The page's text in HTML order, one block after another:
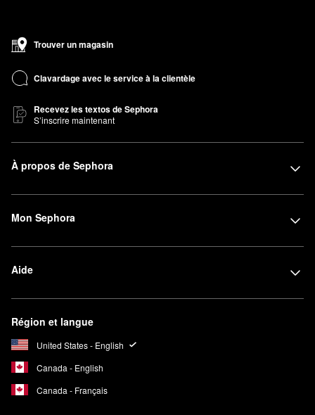
Trouver un magasin
Clavardage avec le service à la clientèle
Recevez les textos de Sephora
S’inscrire maintenant
À propos de Sephora
Mon Sephora
Aide
Région et langue
United States - English
Canada - English
Canada - Français